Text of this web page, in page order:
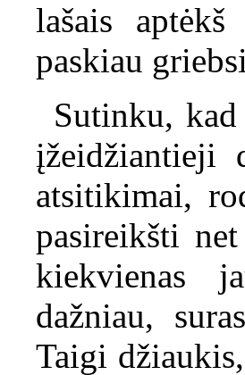
lašais
paskiau
Sutinku,
įžeidžiantieji
atsitikimai,
pasireikšti
kiekvienas
dažniau,
Taigi